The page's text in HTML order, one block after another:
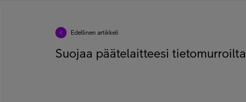
Edellinen artikkeli
Suojaa päätelaitteesi tietomurroilta